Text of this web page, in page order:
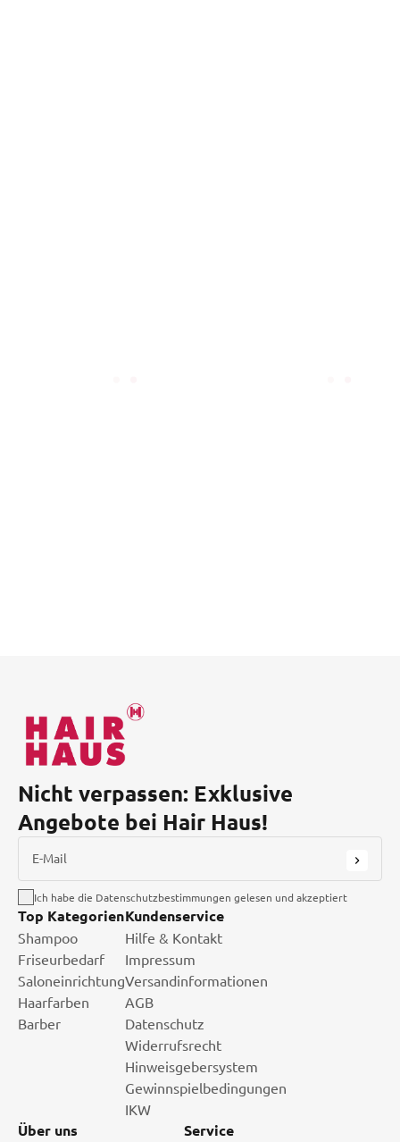
Nicht verpassen: Exklusive
Angebote bei Hair Haus!
E-Mail
Ich habe die Datenschutzbestimmungen gelesen und akzeptiert
Top Kategorien
Shampoo
Friseurbedarf
Saloneinrichtung
Haarfarben
Barber
Kundenservice
Hilfe & Kontakt
Impressum
Versandinformationen
AGB
Datenschutz
Widerrufsrecht
Hinweisgebersystem
Gewinnspielbedingungen
IKW
Über uns Service